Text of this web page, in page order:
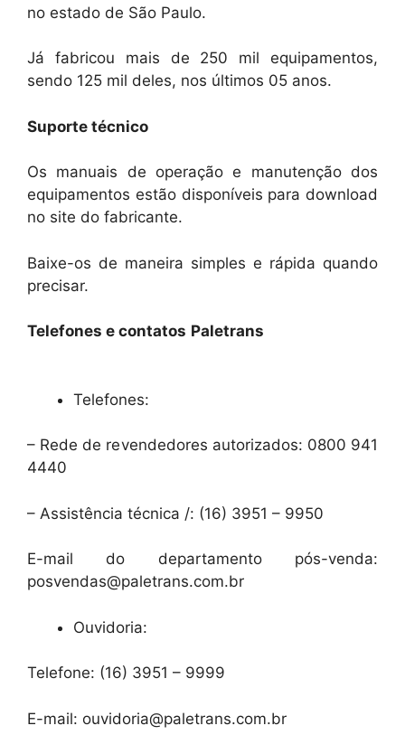
no estado de São Paulo.
Já fabricou mais de 250 mil equipamentos,
sendo 125 mil deles, nos últimos 05 anos.
Suporte técnico
Os manuais de operação e manutenção dos
equipamentos estão disponíveis para download
no site do fabricante.
Baixe-os de maneira simples e rápida quando
precisar.
Telefones e contatos Paletrans
Telefones:
– Rede de revendedores autorizados: 0800 941
4440
– Assistência técnica /: (16) 3951 – 9950
E-mail do departamento pós-venda:
posvendas@paletrans.com.br
Ouvidoria:
Telefone: (16) 3951 – 9999
E-mail: ouvidoria@paletrans.com.br